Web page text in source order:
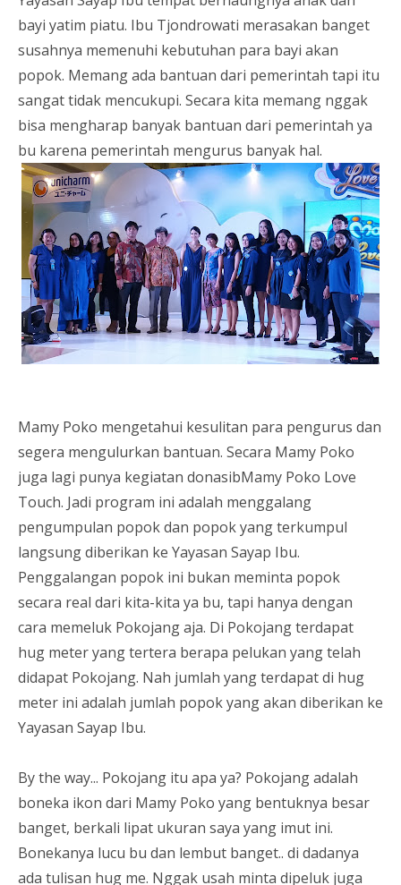
bayi yatim piatu. Ibu Tjondrowati merasakan banget
susahnya memenuhi kebutuhan para bayi akan
popok. Memang ada bantuan dari pemerintah tapi itu
sangat tidak mencukupi. Secara kita memang nggak
bisa mengharap banyak bantuan dari pemerintah ya
bu karena pemerintah mengurus banyak hal.
Mamy Poko mengetahui kesulitan para pengurus dan
segera mengulurkan bantuan. Secara Mamy Poko
juga lagi punya kegiatan donasibMamy Poko Love
Touch. Jadi program ini adalah menggalang
pengumpulan popok dan popok yang terkumpul
langsung diberikan ke Yayasan Sayap Ibu.
Penggalangan popok ini bukan meminta popok
secara real dari kita-kita ya bu, tapi hanya dengan
cara memeluk Pokojang aja. Di Pokojang terdapat
hug meter yang tertera berapa pelukan yang telah
didapat Pokojang. Nah jumlah yang terdapat di hug
meter ini adalah jumlah popok yang akan diberikan ke
Yayasan Sayap Ibu.
By the way... Pokojang itu apa ya? Pokojang adalah
boneka ikon dari Mamy Poko yang bentuknya besar
banget, berkali lipat ukuran saya yang imut ini.
Bonekanya lucu bu dan lembut banget.. di dadanya
ada tulisan hug me. Nggak usah minta dipeluk juga